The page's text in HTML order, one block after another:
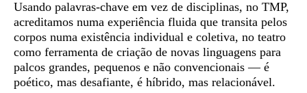
Usando palavras-chave em vez de disciplinas, no TMP,
acreditamos numa experiência fluida que transita pelos
corpos numa existência individual e coletiva, no teatro
como ferramenta de criação de novas linguagens para
palcos grandes, pequenos e não convencionais — é
poético, mas desafiante, é híbrido, mas relacionável.